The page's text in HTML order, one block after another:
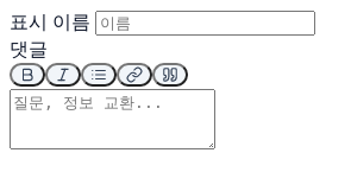
표시 이름
댓글